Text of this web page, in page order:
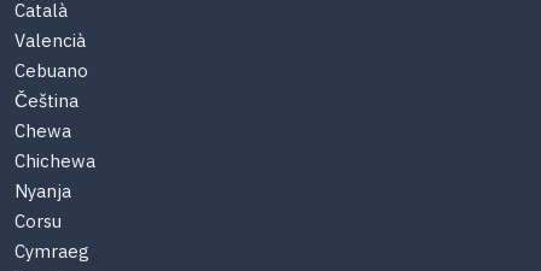
Català
Valencià
Cebuano
Čeština
Chewa
Chichewa
Nyanja
Corsu
Cymraeg